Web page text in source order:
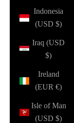
Indonesia
(USD $)
Iraq (USD
$)
Ireland
(EUR €)
Isle of Man
(USD $)